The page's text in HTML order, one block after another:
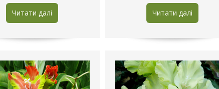
Читати далі Читати далі